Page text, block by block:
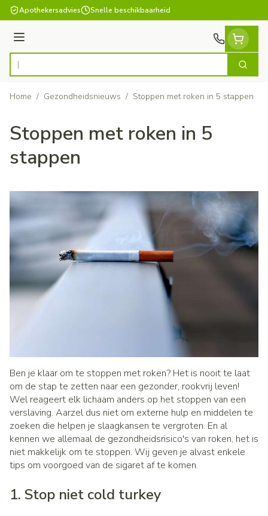
Ga naar de inhoud
Apothekersadvies Snelle beschikbaarheid
Menu
Product, merk, categorie... Zoek
Home / Gezondheidsnieuws / Stoppen met roken in 5 stappen
Stoppen met roken in 5
stappen
Ben je klaar om te stoppen met roken? Het is nooit te laat
om de stap te zetten naar een gezonder, rookvrij leven!
Wel reageert elk lichaam anders op het stoppen van een
verslaving. Aarzel dus niet om externe hulp en middelen te
zoeken die helpen je slaagkansen te vergroten. En al
kennen we allemaal de gezondheidsrisico's van roken, het is
niet makkelijk om te stoppen. Wij geven je alvast enkele
tips om voorgoed van de sigaret af te komen.
1. Stop niet cold turkey